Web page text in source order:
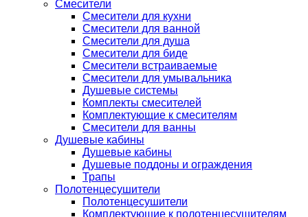
Смесители
Смесители для кухни
Смесители для ванной
Смесители для душа
Смесители для биде
Смесители встраиваемые
Смесители для умывальника
Душевые системы
Комплекты смесителей
Комплектующие к смесителям
Смесители для ванны
Душевые кабины
Душевые кабины
Душевые поддоны и ограждения
Трапы
Полотенцесушители
Полотенцесушители
Комплектующие к полотенцесушителям